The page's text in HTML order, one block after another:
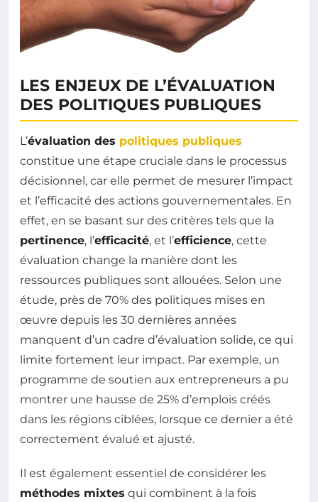
LES ENJEUX DE L’ÉVALUATION
DES POLITIQUES PUBLIQUES
L’évaluation des politiques publiques
constitue une étape cruciale dans le processus
décisionnel, car elle permet de mesurer l’impact
et l’efficacité des actions gouvernementales. En
effet, en se basant sur des critères tels que la
pertinence, l’efficacité, et l’efficience, cette
évaluation change la manière dont les
ressources publiques sont allouées. Selon une
étude, près de 70% des politiques mises en
œuvre depuis les 30 dernières années
manquent d’un cadre d’évaluation solide, ce qui
limite fortement leur impact. Par exemple, un
programme de soutien aux entrepreneurs a pu
montrer une hausse de 25% d’emplois créés
dans les régions ciblées, lorsque ce dernier a été
correctement évalué et ajusté.
Il est également essentiel de considérer les
méthodes mixtes qui combinent à la fois